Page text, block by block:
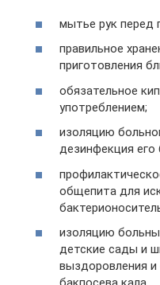
мытье рук перед
правильное
приготовления
обязательное
употреблением;
изоляцию
дезинфекция его
общепита для
изоляцию
детские сады и
выздоровления и